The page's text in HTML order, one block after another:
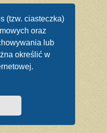
(tzw. ciasteczka)
oraz
lub
określić w